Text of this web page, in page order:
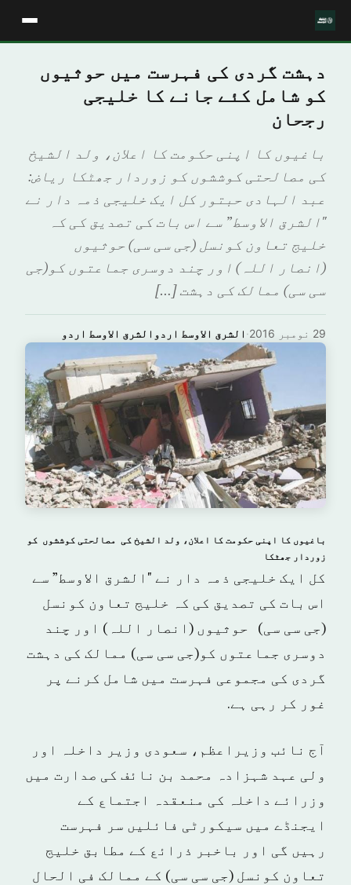
دہشت گردی کی فہرست میں حوثیوں
کو شامل کئے جانے کا خلیجی
رجحان
باغیوں کا اپنی حکومت کا اعلان، ولد الشیخ
کی مصالحتی کوششوں کو زوردار جھٹکا ریاض:
عبد الہادی حبتور کل ایک خلیجی ذمہ دار نے
"الشرق الاوسط” سے اس بات کی تصدیق کی کہ
خلیج تعاون کونسل (جی سی سی) حوثیوں
(انصار اللہ) اور چند دوسری جماعتوں کو(جی
سی سی) ممالک کی دہشت […]
الشرق الاوسط اردوالشرق الاوسط اردو · 29 نومبر 2016
باغیوں کا اپنی حکومت کا اعلان، ولد الشیخ کی مصالحتی کوششوں کو
زوردار جھٹکا
کل ایک خلیجی ذمہ دار نے "الشرق الاوسط” سے
اس بات کی تصدیق کی کہ خلیج تعاون کونسل
(جی سی سی) حوثیوں (انصار اللہ) اور چند
دوسری جماعتوں کو(جی سی سی) ممالک کی دہشت
گردی کی مجموعی فہرست میں شامل کرنے پر
غور کر رہی ہے.
آج نائب وزیراعظم، سعودی وزیر داخلہ اور
ولی عہد شہزادہ محمد بن نائف کی صدارت میں
وزرائے داخلہ کی منعقدہ اجتماع کے
ایجنڈے میں سیکورٹی فائلیں سر فہرست
رہیں گی اور باخبر ذرائع کے مطابق خلیج
تعاون کونسل (جی سی سی) کے ممالک فی الحال